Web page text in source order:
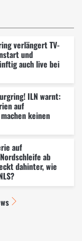
verlängert TV-
und
auch live bei
ILN warnt:
auf
keinen
auf
ab
dahinter, wie